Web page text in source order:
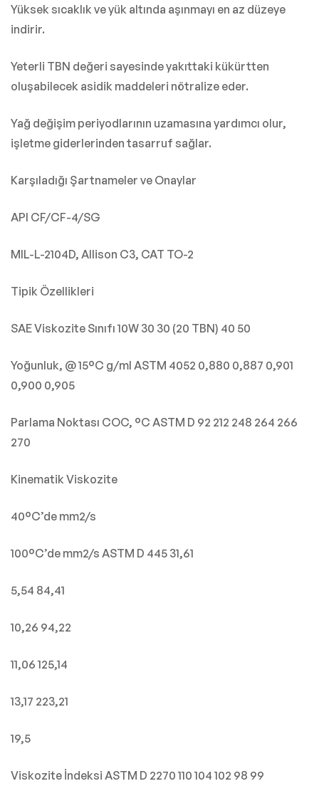
Yüksek sıcaklık ve yük altında aşınmayı en az düzeye
indirir.
Yeterli TBN değeri sayesinde yakıttaki kükürtten
oluşabilecek asidik maddeleri nötralize eder.
Yağ değişim periyodlarının uzamasına yardımcı olur,
işletme giderlerinden tasarruf sağlar.
Karşıladığı Şartnameler ve Onaylar
API CF/CF-4/SG
MIL-L-2104D, Allison C3, CAT TO-2
Tipik Özellikleri
SAE Viskozite Sınıfı 10W 30 30 (20 TBN) 40 50
Yoğunluk, @ 15°C g/ml ASTM 4052 0,880 0,887 0,901
0,900 0,905
Parlama Noktası COC, °C ASTM D 92 212 248 264 266
270
Kinematik Viskozite
40°C’de mm2/s
100°C’de mm2/s ASTM D 445 31,61
5,54 84,41
10,26 94,22
11,06 125,14
13,17 223,21
19,5
Viskozite İndeksi ASTM D 2270 110 104 102 98 99